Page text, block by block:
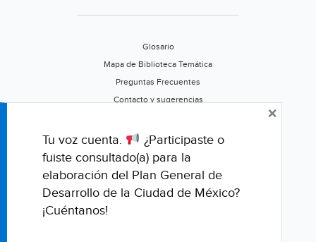
Glosario
Mapa de Biblioteca Temática
Preguntas Frecuentes
Contacto y sugerencias
Califica este portal
Tu voz cuenta.
¿Participaste o
fuiste consultado(a) para la
elaboración del Plan General de
Desarrollo de la Ciudad de México?
¡Cuéntanos!
×